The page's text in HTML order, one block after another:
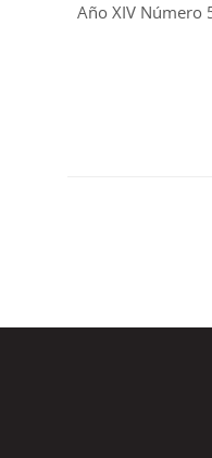
Año XIV Número